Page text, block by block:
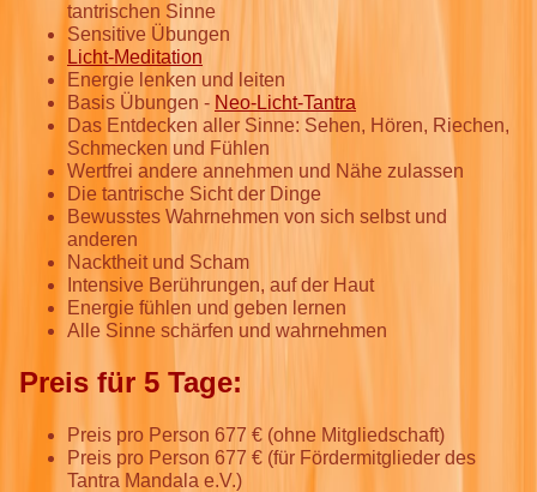
tantrischen Sinne
Sensitive Übungen
Licht-Meditation
Energie lenken und leiten
Basis Übungen - Neo-Licht-Tantra
Das Entdecken aller Sinne: Sehen, Hören, Riechen,
Schmecken und Fühlen
Wertfrei andere annehmen und Nähe zulassen
Die tantrische Sicht der Dinge
Bewusstes Wahrnehmen von sich selbst und
anderen
Nacktheit und Scham
Intensive Berührungen, auf der Haut
Energie fühlen und geben lernen
Alle Sinne schärfen und wahrnehmen
Preis für 5 Tage:
Preis pro Person 677 € (ohne Mitgliedschaft)
Preis pro Person 677 € (für Fördermitglieder des
Tantra Mandala e.V.)